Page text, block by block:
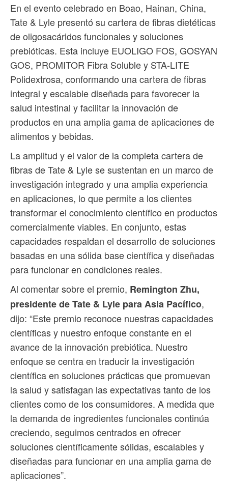
En el evento celebrado en Boao, Hainan, China,
Tate & Lyle presentó su cartera de fibras dietéticas
de oligosacáridos funcionales y soluciones
prebióticas. Esta incluye EUOLIGO FOS, GOSYAN
GOS, PROMITOR Fibra Soluble y STA-LITE
Polidextrosa, conformando una cartera de fibras
integral y escalable diseñada para favorecer la
salud intestinal y facilitar la innovación de
productos en una amplia gama de aplicaciones de
alimentos y bebidas.
La amplitud y el valor de la completa cartera de
fibras de Tate & Lyle se sustentan en un marco de
investigación integrado y una amplia experiencia
en aplicaciones, lo que permite a los clientes
transformar el conocimiento científico en productos
comercialmente viables. En conjunto, estas
capacidades respaldan el desarrollo de soluciones
basadas en una sólida base científica y diseñadas
para funcionar en condiciones reales.
Al comentar sobre el premio, Remington Zhu,
presidente de Tate & Lyle para Asia Pacífico,
dijo: “Este premio reconoce nuestras capacidades
científicas y nuestro enfoque constante en el
avance de la innovación prebiótica. Nuestro
enfoque se centra en traducir la investigación
científica en soluciones prácticas que promuevan
la salud y satisfagan las expectativas tanto de los
clientes como de los consumidores. A medida que
la demanda de ingredientes funcionales continúa
creciendo, seguimos centrados en ofrecer
soluciones científicamente sólidas, escalables y
diseñadas para funcionar en una amplia gama de
aplicaciones”.